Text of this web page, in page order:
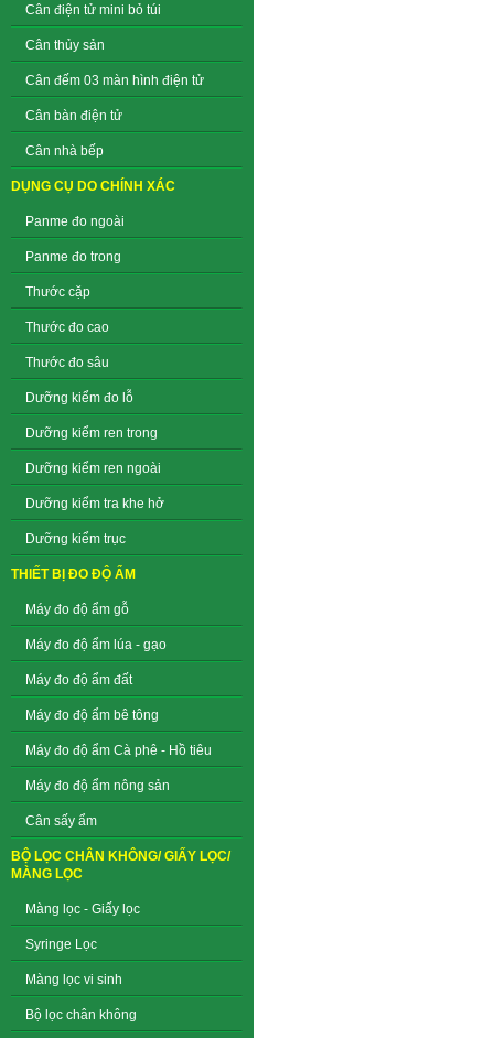
Cân điện tử mini bỏ túi
Cân thủy sản
Cân đếm 03 màn hình điện tử
Cân bàn điện tử
Cân nhà bếp
DỤNG CỤ DO CHÍNH XÁC
Panme đo ngoài
Panme đo trong
Thước cặp
Thước đo cao
Thước đo sâu
Dưỡng kiểm đo lỗ
Dưỡng kiểm ren trong
Dưỡng kiểm ren ngoài
Dưỡng kiểm tra khe hở
Dưỡng kiểm trục
THIẾT BỊ ĐO ĐỘ ẨM
Máy đo độ ẩm gỗ
Máy đo độ ẩm lúa - gạo
Máy đo độ ẩm đất
Máy đo độ ẩm bê tông
Máy đo độ ẩm Cà phê - Hồ tiêu
Máy đo độ ẩm nông sản
Cân sấy ẩm
BỘ LỌC CHÂN KHÔNG/ GIẤY LỌC/
MÀNG LỌC
Màng lọc - Giấy lọc
Syringe Lọc
Màng lọc vi sinh
Bộ lọc chân không